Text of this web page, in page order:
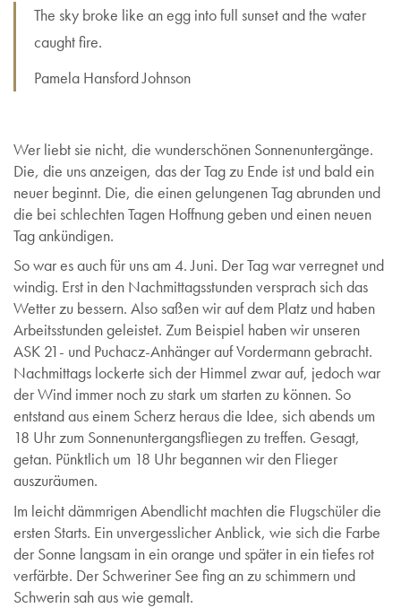
The sky broke like an egg into full sunset and the water
caught fire.
Pamela Hansford Johnson
Wer liebt sie nicht, die wunderschönen Sonnenuntergänge.
Die, die uns anzeigen, das der Tag zu Ende ist und bald ein
neuer beginnt. Die, die einen gelungenen Tag abrunden und
die bei schlechten Tagen Hoffnung geben und einen neuen
Tag ankündigen.
So war es auch für uns am 4. Juni. Der Tag war verregnet und
windig. Erst in den Nachmittagsstunden versprach sich das
Wetter zu bessern. Also saßen wir auf dem Platz und haben
Arbeitsstunden geleistet. Zum Beispiel haben wir unseren
ASK 21- und Puchacz-Anhänger auf Vordermann gebracht.
Nachmittags lockerte sich der Himmel zwar auf, jedoch war
der Wind immer noch zu stark um starten zu können. So
entstand aus einem Scherz heraus die Idee, sich abends um
18 Uhr zum Sonnenuntergangsfliegen zu treffen. Gesagt,
getan. Pünktlich um 18 Uhr begannen wir den Flieger
auszuräumen.
Im leicht dämmrigen Abendlicht machten die Flugschüler die
ersten Starts. Ein unvergesslicher Anblick, wie sich die Farbe
der Sonne langsam in ein orange und später in ein tiefes rot
verfärbte. Der Schweriner See fing an zu schimmern und
Schwerin sah aus wie gemalt.